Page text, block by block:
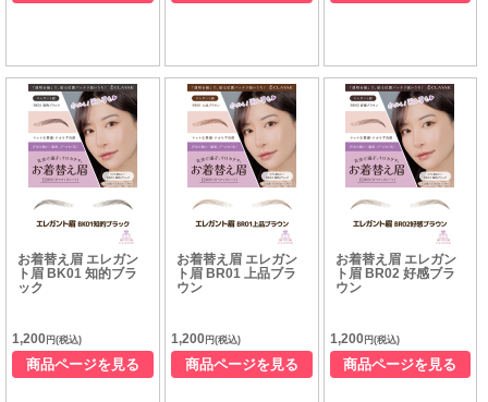
お着替え眉 エレガン
ト眉 BK01 知的ブラ
ック
1,200 円(税込)
商品ページを見る
お着替え眉 エレガン
ト眉 BR01 上品ブラ
ウン
1,200円(税込)
商品ページを見る
お着替え眉 エレガン
ト眉 BR02 好感ブラ
ウン
1,200円(税込)
商品ページを見る